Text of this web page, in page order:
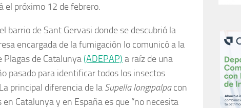
el próximo 12 de febrero.
barrio de Sant Gervasi donde se descubrió la
encargada de la fumigación lo comunicó a la
Plagas de Catalunya (ADEPAP) a raíz de una
pasado para identificar todos los insectos
principal diferencia de la Supella longipalpacon
Catalunya y en España es que “no necesita